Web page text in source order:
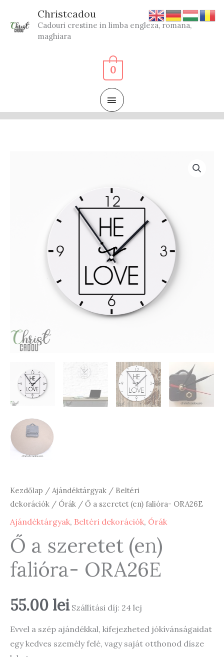
content
Christcadou
Cadouri crestine in limba engleza, romana,
maghiara
MAIN
MENU
0
Kezdőlap / Ajándéktárgyak / Beltéri
dekorációk / Órák / Ő a szeretet (en) falióra- ORA26E
Ajándéktárgyak, Beltéri dekorációk, Órák
Ő a szeretet (en)
falióra- ORA26E
55.00 lei Szállítási díj: 24 lej
Evvel a szép ajándékkal, kifejezheted jókívánságaidat
egy kedves személy felé, vagy saját otthonod dísze